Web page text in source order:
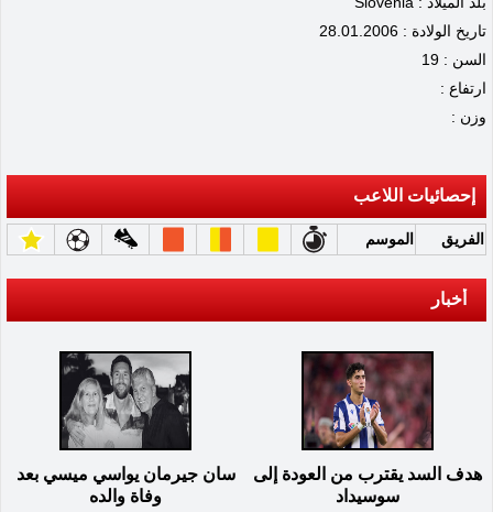
تاريخ الولادة : 28.01.2006
السن : 19
ارتفاع :
وزن :
إحصائيات اللاعب
الفريق الموسم
أخبار
هدف السد يقترب من العودة إلى
سوسيداد
سان جيرمان يواسي ميسي بعد
وفاة والده